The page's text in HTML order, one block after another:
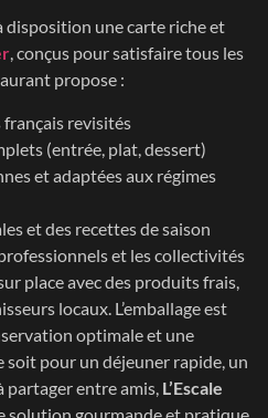
disposition une carte riche et
, conçus pour satisfaire tous les
propose :
revisités
(entrée, plat, dessert)
et adaptées aux régimes
et des recettes de saison
et les collectivités
place avec des produits frais,
locaux. L’emballage est
optimale et une
soit pour un déjeuner rapide, un
partager entre amis, L’Escale